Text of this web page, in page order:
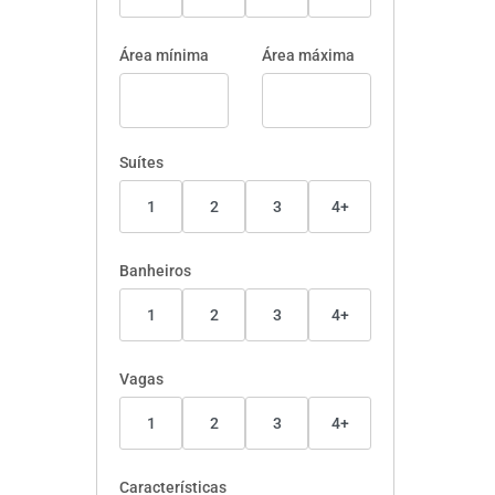
Área mínima Área máxima
Suítes
1 2 3 4+
Banheiros
1 2 3 4+
Vagas
1 2 3 4+
Características